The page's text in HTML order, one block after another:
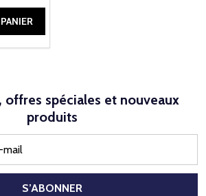
spéciales et nouveaux
produits
S’ABONNER